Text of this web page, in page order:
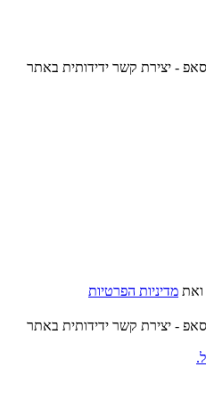
ואת מדיניות הפרטיות